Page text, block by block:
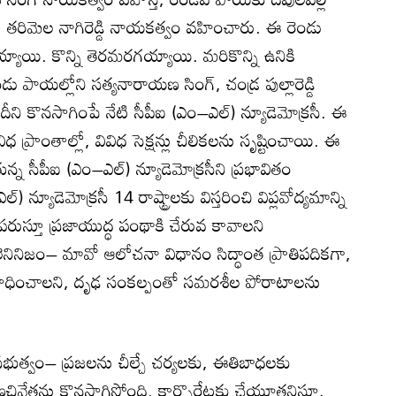
తరిమెల నాగిరెడ్డి నాయకత్వం వహించారు. ఈ రెండు
కొన్ని తెరమరగయ్యాయి. మరికొన్ని ఉనికి
పాయల్లోని సత్యనారాయణ సింగ్‌, చండ్ర పుల్లారెడ్డి
దీని కొనసాగింపే నేటి సీపీఐ (ఎం–ఎల్‌) న్యూడెమోక్రసీ. ఈ
వివిధ సెక్షన్లు చీలికలను సృష్టించాయి. ఈ
సీపీఐ (ఎం–ఎల్‌) న్యూడెమోక్రసీని ప్రభావితం
14 రాష్ట్రాలకు విస్తరించి విప్లవోద్యమాన్ని
ప్రజాయుద్ధ పంథాకి చేరువ కావాలని
లెనినిజం– మావో ఆలోచనా విధానం సిద్ధాంత ప్రాతిపదికగా,
దృఢ సంకల్పంతో సమరశీల పోరాటాలను
ప్రజలను చీల్చే చర్యలకు, ఈతిబాధలకు